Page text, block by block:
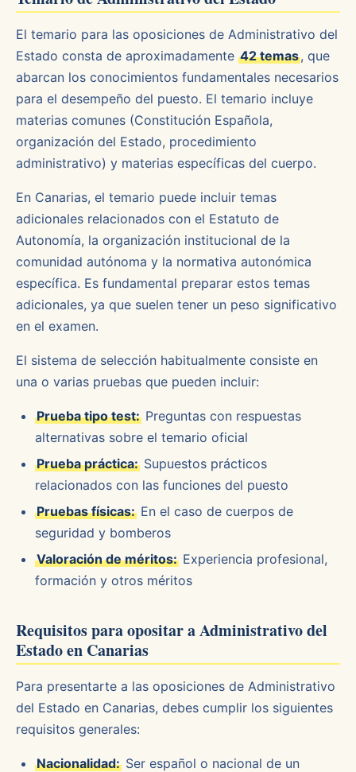
El temario para las oposiciones de Administrativo del
Estado consta de aproximadamente 42 temas, que
abarcan los conocimientos fundamentales necesarios
para el desempeño del puesto. El temario incluye
materias comunes (Constitución Española,
organización del Estado, procedimiento
administrativo) y materias específicas del cuerpo.
En Canarias, el temario puede incluir temas
adicionales relacionados con el Estatuto de
Autonomía, la organización institucional de la
comunidad autónoma y la normativa autonómica
específica. Es fundamental preparar estos temas
adicionales, ya que suelen tener un peso significativo
en el examen.
El sistema de selección habitualmente consiste en
una o varias pruebas que pueden incluir:
Prueba tipo test: Preguntas con respuestas
alternativas sobre el temario oficial
Prueba práctica: Supuestos prácticos
relacionados con las funciones del puesto
Pruebas físicas: En el caso de cuerpos de
seguridad y bomberos
Valoración de méritos: Experiencia profesional,
formación y otros méritos
Requisitos para opositar a Administrativo del
Estado en Canarias
Para presentarte a las oposiciones de Administrativo
del Estado en Canarias, debes cumplir los siguientes
requisitos generales:
Nacionalidad: Ser español o nacional de un